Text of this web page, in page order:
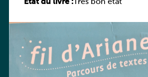
État du livre :Très bon état